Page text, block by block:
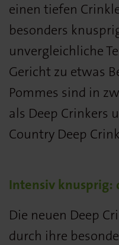
einen tiefen
besonders
unvergleichliche
Gericht zu etwas
Pommes sind in
als Deep Crinkers
Country Deep
Intensiv knusprig:
Die neuen Deep
durch ihre